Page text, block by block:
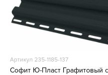
Артикул 235-1185-137
Софит Ю-Пласт Графитовый